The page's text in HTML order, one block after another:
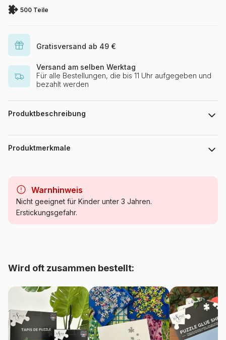
500 Teile
Gratisversand ab 49 €
Versand am selben Werktag
Für alle Bestellungen, die bis 11 Uhr aufgegeben und
bezahlt werden
Produktbeschreibung
Beatrice Tobias, originally published on January 24th, 1942
Produktmerkmale
Kategorie Puzzle Schnee
Artikelnummer New-York-Puzzle-NY2443
EAN 0840291701862
Teileanzahl 500 Teile
Warnhinweis
Nicht geeignet für Kinder unter 3 Jahren.
Erstickungsgefahr.
Wird oft zusammen bestellt: